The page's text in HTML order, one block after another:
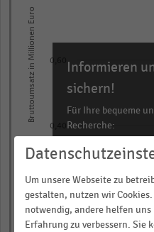
chart
has
axis
displaying
categories.
Range:
The
chart
has
Bruttoumsatz in Millionen Euro
2017
0,20
0,40
0,60
Informieren
sichern!
Für Ihre bequeme
Recherche:
Über 300.000
Download als
… und vieles mehr!
Um unsere Webseite zu
gestalten, nutzen wir
notwendig, andere helfen
Erfahrung zu verbessern. Sie